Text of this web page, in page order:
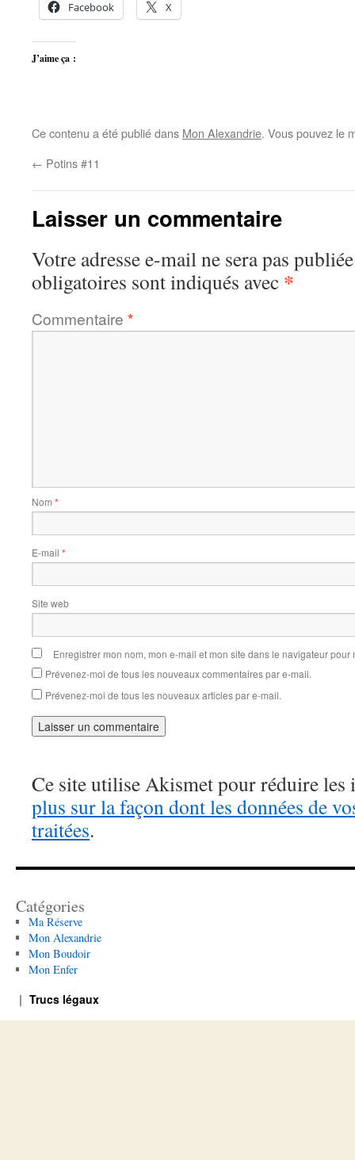
Facebook X
J’aime ça :
Ce contenu a été publié dans Mon Alexandrie. Vous pouvez le
← Potins #11
Laisser un commentaire
Votre adresse e-mail ne sera pas
obligatoires sont indiqués avec *
Commentaire *
Nom *
E-mail *
Site web
Enregistrer mon nom, mon e-mail et mon site dans le navigateur
Prévenez-moi de tous les nouveaux commentaires par e-mail.
Prévenez-moi de tous les nouveaux articles par e-mail.
Ce site utilise Akismet pour réduire les
plus sur la façon dont les données de
traitées.
Catégories
Ma Réserve
Mon Alexandrie
Mon Boudoir
Mon Enfer
Trucs légaux